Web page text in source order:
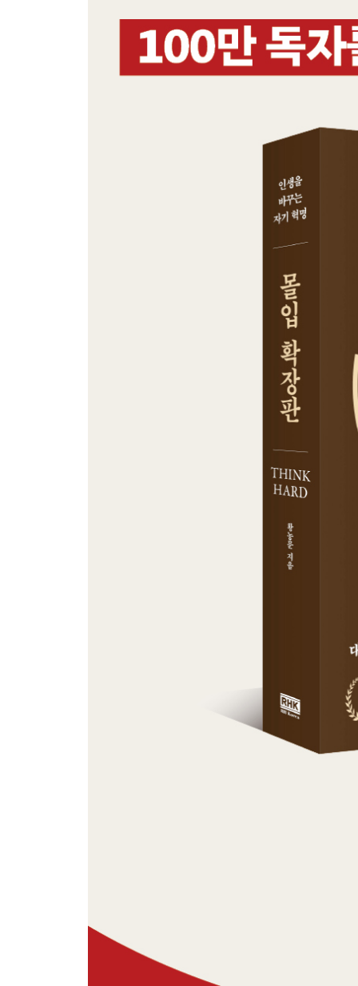
우리의 몸은 목적을 원한다
현대 뇌과학으로 밝히는 몰입의 메커니즘
몰입은 고도의 생산성과 지고의 즐거움을 만든다
4장 몰입으로 학교와 직장에서 핵심 인재가 되다
몰입해서 미지의 문제를 풀어야 하는 이유
창의적 문제해결력과 학창 시절 학습 방식과의 상
사고력과 창의성 교육이 유일한 해답이다
몰입적 사고를 실천하는 유대인의 영재교육
CASE STUDY 몰입을 경험한 아이들의 생생한 증
5장 약하게 혹은 강하게, 몰입에 이르는 여섯 단계
약한 몰입 2단계 10분에서 10시간까지 도전하기
소망하고 추구하는 것을 실현시키는 몰입적 사고
EPILOGUE_ 몰입을 통해 얻을 수 있는 것